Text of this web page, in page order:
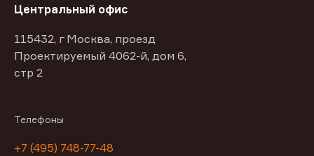
Центральный офис
115432, г Москва, проезд
Проектируемый 4062-й, дом 6,
стр 2
Телефоны
+7 (495) 748-77-48